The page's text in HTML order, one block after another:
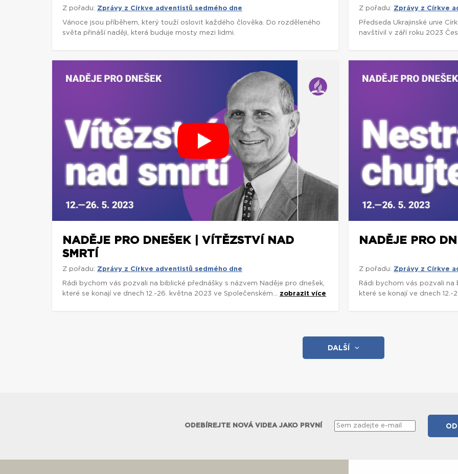
Z pořadu: Zprávy z Církve adventistů sedmého dne
Vánoce jsou příběhem, který touží oslovit každého člověka. Do rozděleného
světa přináší naději, která buduje mosty mezi lidmi.
Z pořadu: Zprávy z Církve
Předseda Ukrajinské unie
navštívil v září roku 2023
NADĚJE PRO DNEŠEK | VÍTĚZSTVÍ NAD
SMRTÍ
Z pořadu: Zprávy z Církve adventistů sedmého dne
Rádi bychom vás pozvali na biblické přednášky s názvem Naděje pro dnešek,
které se konají ve dnech 12.-26. května 2023 ve Společenském... zobrazit více
NADĚJE PRO
Z pořadu: Zprávy z Církve
Rádi bychom vás pozvali na
které se konají ve dnech
DALŠÍ
ODEBÍREJTE NOVÁ VIDEA JAKO PRVNÍ